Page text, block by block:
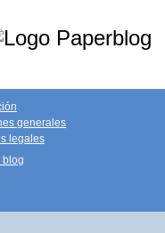
generales
legales
blog